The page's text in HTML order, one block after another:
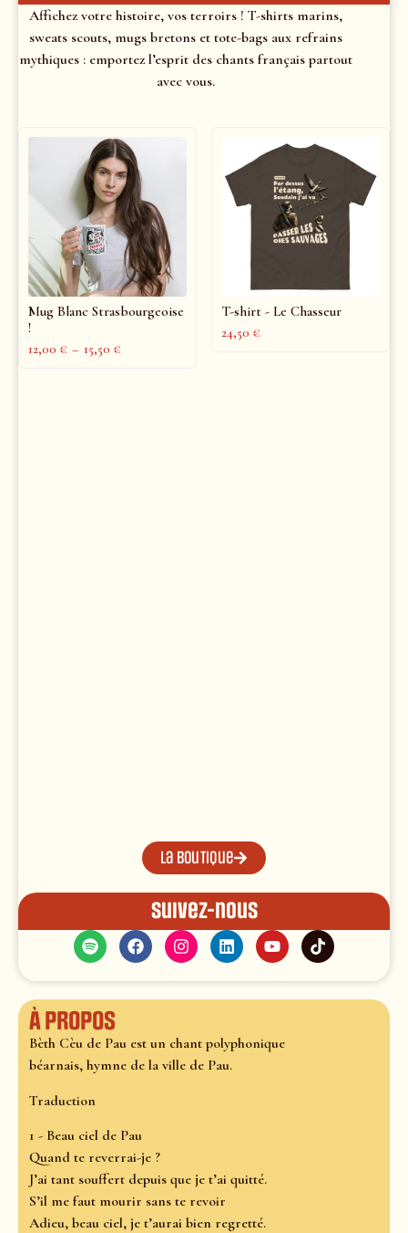
Affichez votre histoire, vos terroirs ! T-shirts marins,
sweats scouts, mugs bretons et tote-bags aux refrains
mythiques : emportez l’esprit des chants français partout
avec vous.
Mug Blanc Strasbourgeoise
!
12,00 € – 15,50 €
T-shirt - Le Chasseur
24,50 €
La boutique
Suivez-nous
À propos
Bèth Cèu de Pau est un chant polyphonique
béarnais, hymne de la ville de Pau.
Traduction
1 - Beau ciel de Pau
Quand te reverrai-je ?
J’ai tant souffert depuis que je t’ai quitté.
S’il me faut mourir sans te revoir
Adieu, beau ciel, je t’aurai bien regretté.